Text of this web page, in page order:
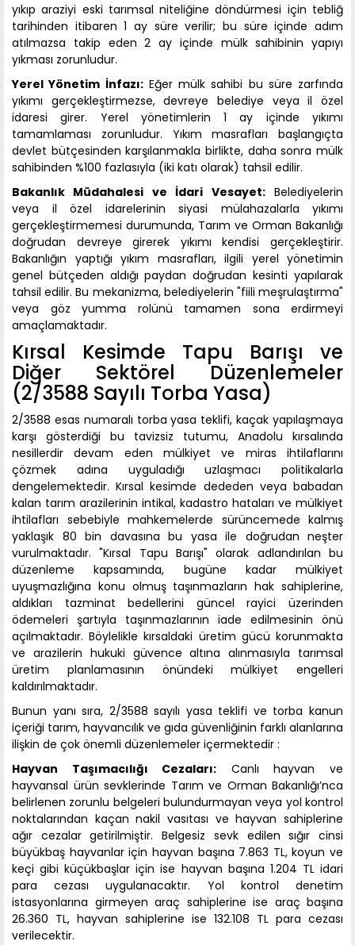
yıkıp araziyi eski tarımsal niteliğine döndürmesi için tebliğ
tarihinden itibaren 1 ay süre verilir; bu süre içinde adım
atılmazsa takip eden 2 ay içinde mülk sahibinin yapıyı
yıkması zorunludur.
Yerel Yönetim İnfazı:Eğer mülk sahibi bu süre zarfında
yıkımı gerçekleştirmezse, devreye belediye veya il özel
idaresi girer. Yerel yönetimlerin 1 ay içinde yıkımı
tamamlaması zorunludur. Yıkım masrafları başlangıçta
devlet bütçesinden karşılanmakla birlikte, daha sonra mülk
sahibinden %100 fazlasıyla (iki katı olarak) tahsil edilir.
Bakanlık Müdahalesi ve İdari Vesayet:Belediyelerin
veya il özel idarelerinin siyasi mülahazalarla yıkımı
gerçekleştirmemesi durumunda, Tarım ve Orman Bakanlığı
doğrudan devreye girerek yıkımı kendisi gerçekleştirir.
Bakanlığın yaptığı yıkım masrafları, ilgili yerel yönetimin
genel bütçeden aldığı paydan doğrudan kesinti yapılarak
tahsil edilir. Bu mekanizma, belediyelerin "fiili meşrulaştırma"
veya göz yumma rolünü tamamen sona erdirmeyi
amaçlamaktadır.
Kırsal Kesimde Tapu Barışı ve
Diğer Sektörel Düzenlemeler
(2/3588 Sayılı Torba Yasa)
2/3588 esas numaralı torba yasa teklifi, kaçak yapılaşmaya
karşı gösterdiği bu tavizsiz tutumu, Anadolu kırsalında
nesillerdir devam eden mülkiyet ve miras ihtilaflarını
çözmek adına uyguladığı uzlaşmacı politikalarla
dengelemektedir. Kırsal kesimde dededen veya babadan
kalan tarım arazilerinin intikal, kadastro hataları ve mülkiyet
ihtilafları sebebiyle mahkemelerde sürüncemede kalmış
yaklaşık 80 bin davasına bu yasa ile doğrudan neşter
vurulmaktadır. "Kırsal Tapu Barışı" olarak adlandırılan bu
düzenleme kapsamında, bugüne kadar mülkiyet
uyuşmazlığına konu olmuş taşınmazların hak sahiplerine,
aldıkları tazminat bedellerini güncel rayici üzerinden
ödemeleri şartıyla taşınmazlarının iade edilmesinin önü
açılmaktadır. Böylelikle kırsaldaki üretim gücü korunmakta
ve arazilerin hukuki güvence altına alınmasıyla tarımsal
üretim planlamasının önündeki mülkiyet engelleri
kaldırılmaktadır.
Bunun yanı sıra, 2/3588 sayılı yasa teklifi ve torba kanun
içeriği tarım, hayvancılık ve gıda güvenliğinin farklı alanlarına
ilişkin de çok önemli düzenlemeler içermektedir :
Hayvan Taşımacılığı Cezaları: Canlı hayvan ve
hayvansal ürün sevklerinde Tarım ve Orman Bakanlığı’nca
belirlenen zorunlu belgeleri bulundurmayan veya yol kontrol
noktalarından kaçan nakil vasıtası ve hayvan sahiplerine
ağır cezalar getirilmiştir. Belgesiz sevk edilen sığır cinsi
büyükbaş hayvanlar için hayvan başına 7.863 TL, koyun ve
keçi gibi küçükbaşlar için ise hayvan başına 1.204 TL idari
para cezası uygulanacaktır. Yol kontrol denetim
istasyonlarına girmeyen araç sahiplerine ise araç başına
26.360 TL, hayvan sahiplerine ise 132.108 TL para cezası
verilecektir.